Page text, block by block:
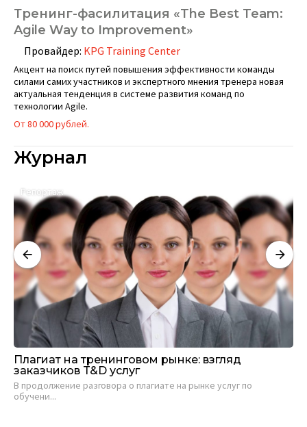
Тренинг-фасилитация «The Best Team:
Agile Way to Improvement»
Провайдер: KPG Training Center
Акцент на поиск путей повышения эффективности команды
силами самих участников и экспертного мнения тренера новая
актуальная тенденция в системе развития команд по
технологии Agile.
От 80 000 рублей.
Журнал
Репортаж
Плагиат на тренинговом рынке: взгляд
заказчиков T&D услуг
В продолжение разговора о плагиате на рынке услуг по
обучени...